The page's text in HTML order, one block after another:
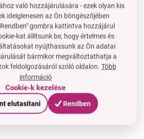
Van kérdése?
velünk kapcsolatba
OSSZA MEG:
való hozzájárulására - ezek olyan kis
ideiglenesen az Ön böngészőjében
gombra kattintva hozzájárul
kat állítsunk be, hogy értelmes és
nyújthassunk az Ön adatai
bármikor megváltoztathatja a
feldolgozásáról szóló oldalon. Több
információ
Cookie-k kezelése
elutasítani Rendben